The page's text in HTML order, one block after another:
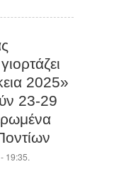
2025»
23-29
19:35.